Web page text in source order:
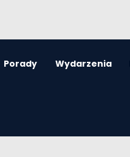
Porady Wydarzenia